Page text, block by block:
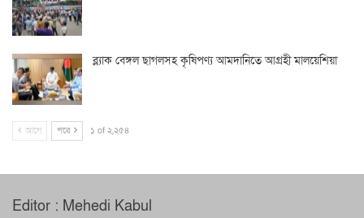
ব্ল্যাক বেঙ্গল ছাগলসহ কৃষিপণ্য আমদানিতে আগ্রহী মালয়েশিয়া
আগে পরে ১ of ২,২৫৪
Editor : Mehedi Kabul